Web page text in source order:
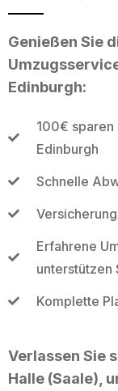
Genießen Sie
Edinburgh:
100€ sparen
Edinburgh
Schnelle
Erfahrene
unterstützen
Komplette
Verlassen Sie
Halle (Saale),